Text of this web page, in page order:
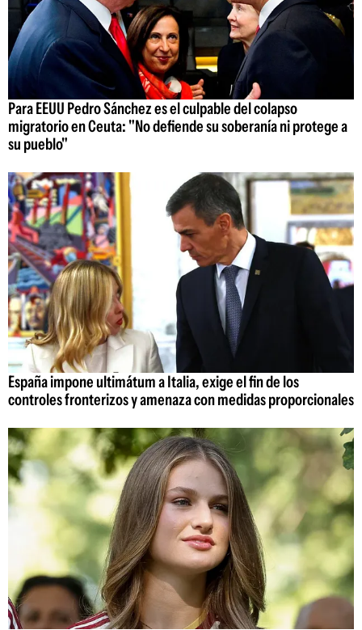
Para EEUU Pedro Sánchez es el culpable del colapso
migratorio en Ceuta: "No defiende su soberanía ni protege a
su pueblo"
España impone ultimátum a Italia, exige el fin de los
controles fronterizos y amenaza con medidas proporcionales